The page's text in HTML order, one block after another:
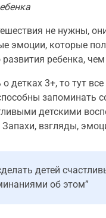
не нужны,
эмоции, которые
ребенка,
детках 3+, то тут
запоминать
детскими
Запахи, взгляды,
детей
об этом”